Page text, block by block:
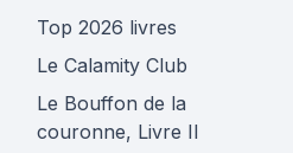
Top 2026 livres
Le Calamity Club
Le Bouffon de la
couronne, Livre II